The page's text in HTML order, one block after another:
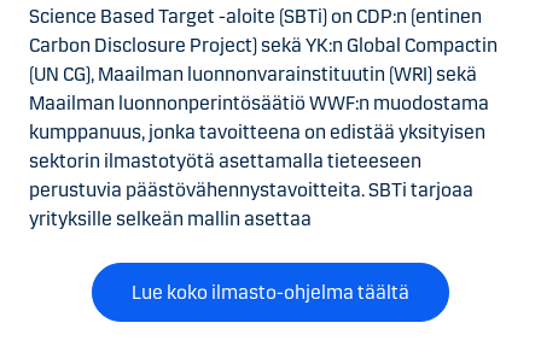
Science Based Target -aloite (SBTi) on CDP:n (entinen
Carbon Disclosure Project) sekä YK:n Global Compactin
(UN CG), Maailman luonnonvarainstituutin (WRI) sekä
Maailman luonnonperintösäätiö WWF:n muodostama
kumppanuus, jonka tavoitteena on edistää yksityisen
sektorin ilmastotyötä asettamalla tieteeseen
perustuvia päästövähennystavoitteita. SBTi tarjoaa
yrityksille selkeän mallin asettaa
Lue koko ilmasto-ohjelma täältä